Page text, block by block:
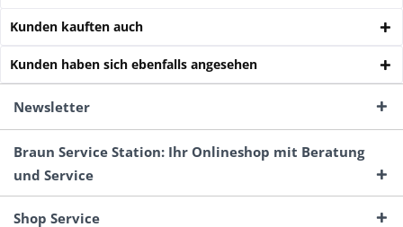
Kunden kauften auch
Kunden haben sich ebenfalls angesehen
Newsletter
Braun Service Station: Ihr Onlineshop mit Beratung
und Service
Shop Service